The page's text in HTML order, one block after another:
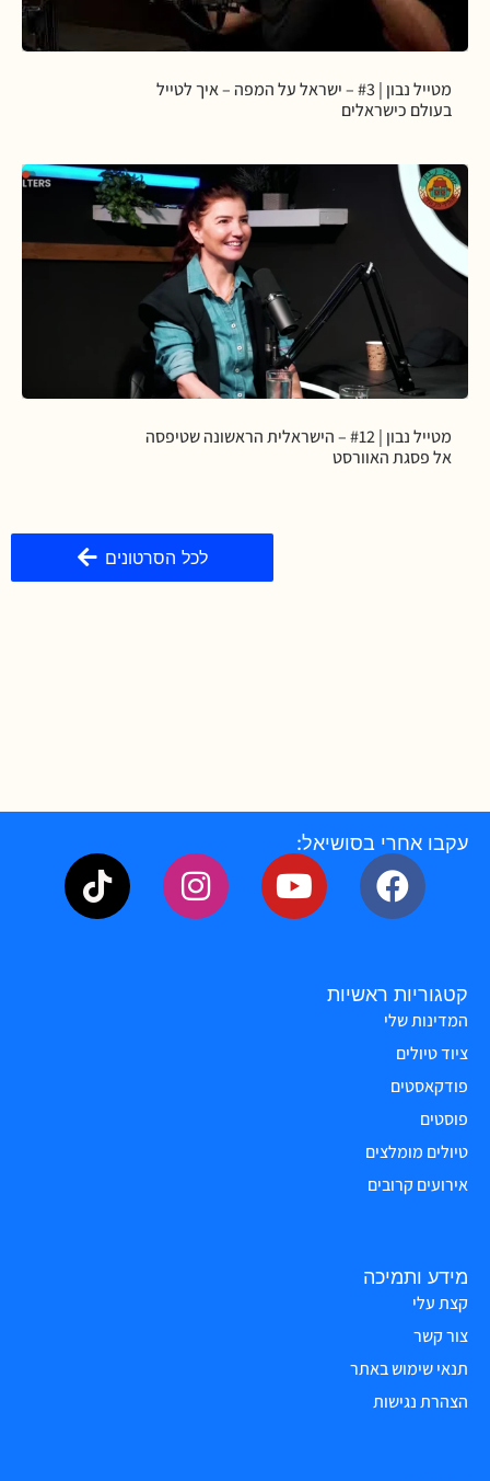
מטייל נבון | #3 – ישראל על המפה – איך לטייל
בעולם כישראלים
מטייל נבון | #12 – הישראלית הראשונה שטיפסה
אל פסגת האוורסט
לכל הסרטונים
עקבו אחרי בסושיאל:
קטגוריות ראשיות
המדינות שלי
ציוד טיולים
פודקאסטים
פוסטים
טיולים מומלצים
אירועים קרובים
מידע ותמיכה
קצת עלי
צור קשר
תנאי שימוש באתר
הצהרת נגישות